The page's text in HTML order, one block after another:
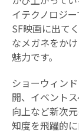
イテクノロジー
SF映画に出て
なメガネをか
魅力です。
ショーウィン
開、イベント
向上など新次
知度を飛躍的